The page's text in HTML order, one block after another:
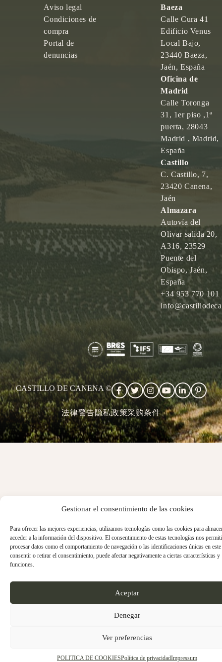
Gestionar el consentimiento de las cookies
Para ofrecer las mejores experiencias, utilizamos tecnologías como las cookies para
acceder a la información del dispositivo. El consentimiento de estas tecnologías nos
procesar datos como el comportamiento de navegación o las identificaciones únicas en
consentir o retirar el consentimiento, puede afectar negativamente a ciertas características y
funciones.
Aceptar
Denegar
Ver preferencias
POLITICA DE COOKIESPolítica de privacidadImpressum
Aviso legal
Condiciones de
compra
Portal de
denuncias
Baeza
Calle Cura 41
Edificio Venus
Local Bajo,
23440 Baeza,
Jaén, España
Oficina de
Madrid
Calle Toronga
31, 1er piso ,1ª
puerta, 28043
Madrid , Madrid,
España
Castillo
C. Castillo, 7,
23420 Canena,
Jaén
Almazara
Autovía del
Olivar salida 20,
A316, 23529
Puente del
Obispo, Jaén,
España
+34 953 770 101
CASTILLO DE CANENA ©
法律警告隐私政策采购条件